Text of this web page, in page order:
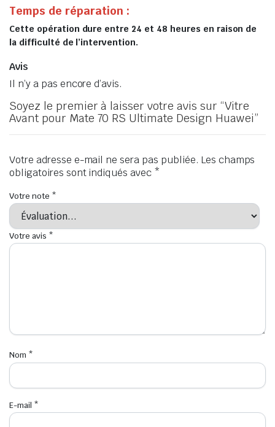
Temps de réparation :
Cette opération dure entre 24 et 48 heures en raison de
la difficulté de l’intervention.
Avis
Il n’y a pas encore d’avis.
Soyez le premier à laisser votre avis sur “Vitre
Avant pour Mate 70 RS Ultimate Design Huawei”
Votre adresse e-mail ne sera pas publiée. Les champs
obligatoires sont indiqués avec *
Votre note *
Votre avis *
Nom *
E-mail *